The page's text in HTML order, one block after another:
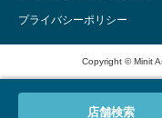
プライバシーポリシー
Copyright © Minit
店舗検索